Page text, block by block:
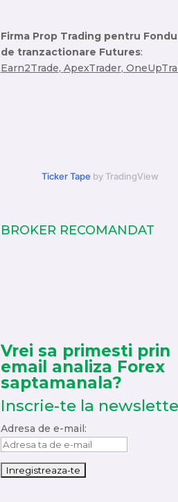
Firma Prop Trading pentru
de tranzactionare Futures:
Earn2Trade, ApexTrader,
Ticker Tape by TradingView
BROKER RECOMANDAT
Vrei sa primesti prin
email analiza Forex
saptamanala?
Inscrie-te la
Adresa de e-mail: